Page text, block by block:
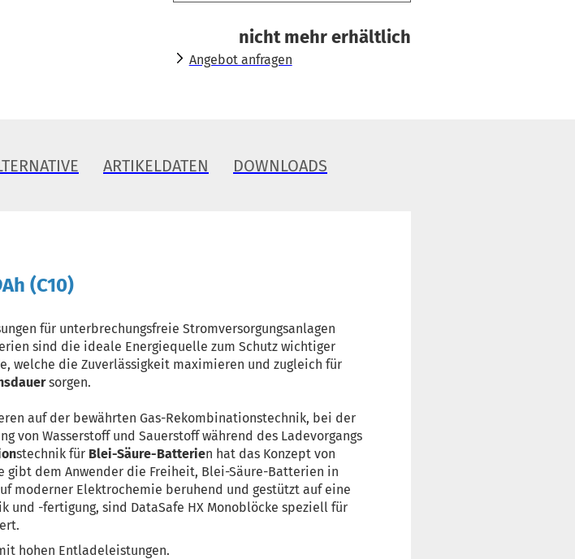
nicht mehr erhältlich
Angebot anfragen
ARTIKELDATEN DOWNLOADS
(C10)
für unterbrechungsfreie Stromversorgungsanlagen
sind die ideale Energiequelle zum Schutz wichtiger
welche die Zuverlässigkeit maximieren und zugleich für
sorgen.
auf der bewährten Gas-Rekombinationstechnik, bei der
von Wasserstoff und Sauerstoff während des Ladevorgangs
stechnik für Blei-Säure-Batterien hat das Konzept von
gibt dem Anwender die Freiheit, Blei-Säure-Batterien in
moderner Elektrochemie beruhend und gestützt auf eine
-fertigung, sind DataSafe HX Monoblöcke speziell für
hohen Entladeleistungen.